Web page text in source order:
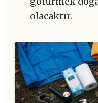
olacaktır.